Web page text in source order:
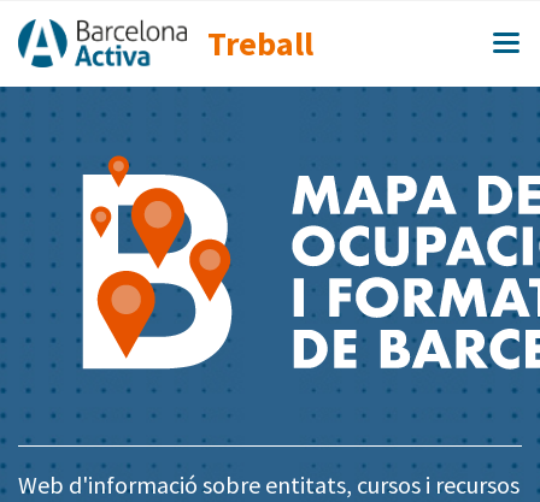
Treball
Web d'informació sobre entitats, cursos i recursos